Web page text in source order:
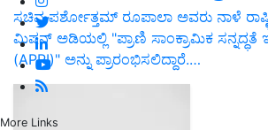
More Links
ಸಚಿವ ಪರ್ಶೋತ್ತಮ್ ರೂಪಾಲಾ ಅವರು ನಾಳೆ
ಮಿಷನ್ ಅಡಿಯಲ್ಲಿ "ಪ್ರಾಣಿ ಸಾಂಕ್ರಾಮಿಕ
(APPI)" ಅನ್ನು ಪ್ರಾರಂಭಿಸಲಿದ್ದಾರೆ.…